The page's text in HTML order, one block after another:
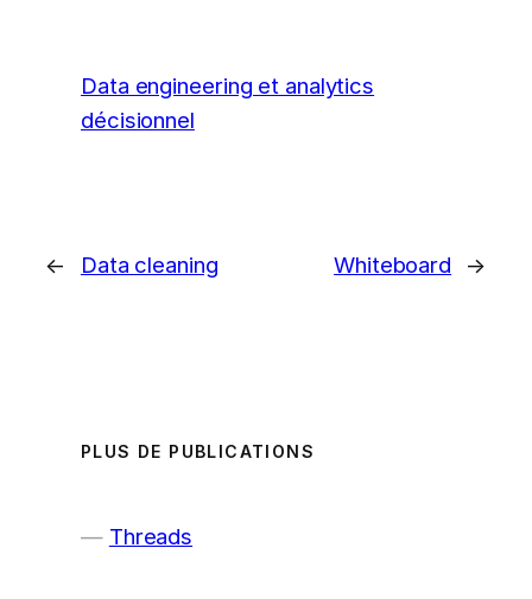
Data engineering et analytics
décisionnel
← Data cleaning Whiteboard →
PLUS DE PUBLICATIONS
Threads